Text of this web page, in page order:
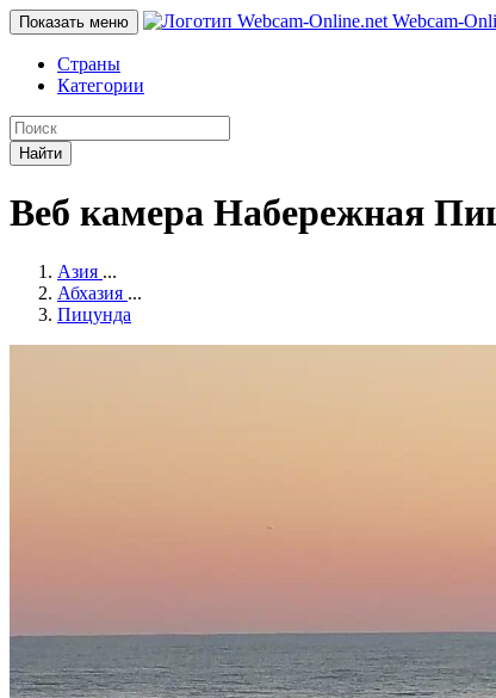
Показать меню Webcam-
Страны
Категории
Найти
Веб камера Набережная
Азия ...
Абхазия ...
Пицунда